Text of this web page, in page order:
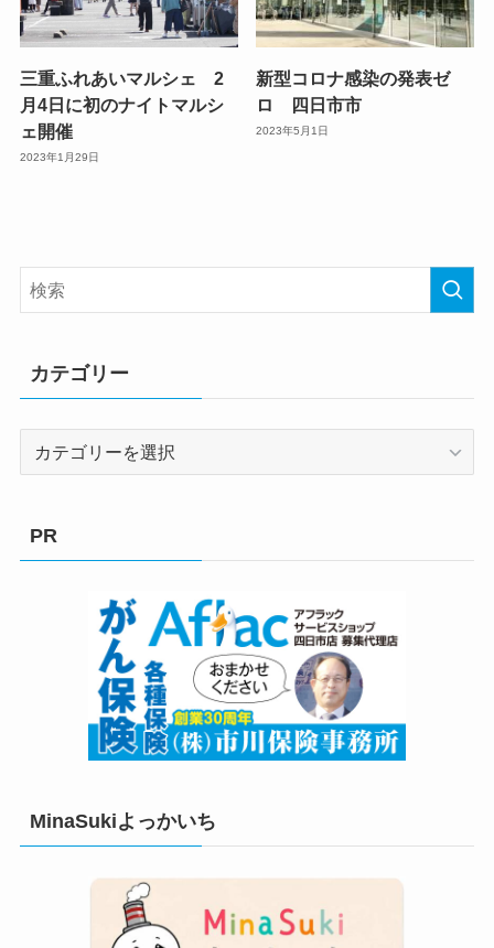
三重ふれあいマルシェ 2
月4日に初のナイトマルシ
ェ開催
2023年1月29日
新型コロナ感染の発表ゼ
ロ 四日市市
2023年5月1日
カテゴリー
PR
MinaSukiよっかいち